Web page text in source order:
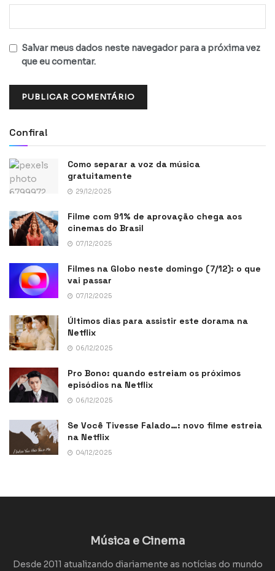
Salvar meus dados neste navegador para a próxima vez
que eu comentar.
Confira!
Como separar a voz da música
gratuitamente
29/12/2025
Filme com 91% de aprovação chega aos
cinemas do Brasil
07/12/2025
Filmes na Globo neste domingo (7/12): o que
vai passar
07/12/2025
Últimos dias para assistir este dorama na
Netflix
06/12/2025
Pro Bono: quando estreiam os próximos
episódios na Netflix
06/12/2025
Se Você Tivesse Falado…: novo filme estreia
na Netflix
04/12/2025
Música e Cinema
Desde 2011 atualizando diariamente as notícias do mundo